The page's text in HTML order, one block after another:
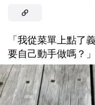
「我從菜單上點了
要自己動手做嗎？」